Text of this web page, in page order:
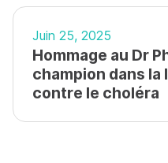
Juin 25, 2025
Hommage au Dr
champion dans
contre le choléra